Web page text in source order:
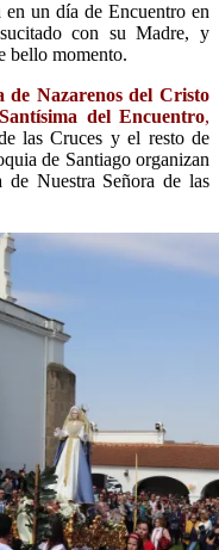
un día de Encuentro en
con su Madre, y
bello momento.
Nazarenos del Cristo
del Encuentro,
las Cruces y el resto de
de Santiago organizan
Nuestra Señora de las